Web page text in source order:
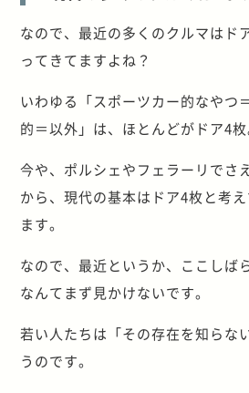
なので、最近の多くのクルマはド
ってきてますよね？
いわゆる「スポーツカー的なやつ
的＝以外」は、ほとんどがドア4枚
今や、ポルシェやフェラーリでさ
から、現代の基本はドア4枚と考
ます。
なので、最近というか、ここしば
なんてまず見かけないです。
若い人たちは「その存在を知らな
うのです。